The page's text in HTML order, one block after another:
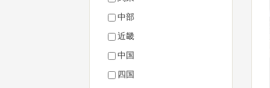
中部
近畿
中国
四国